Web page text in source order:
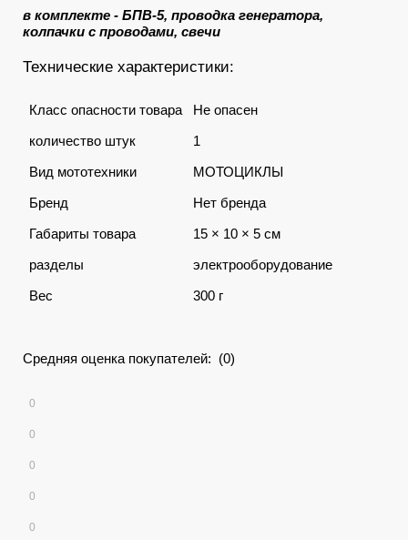
в комплекте - БПВ-5, проводка генератора,
колпачки с проводами, свечи
Технические характеристики:
Класс опасности товара
Не опасен
количество штук
1
Вид мототехники
МОТОЦИКЛЫ
Бренд
Нет бренда
Габариты товара
15 × 10 × 5 см
разделы
электрооборудование
Вес
300 г
Средняя оценка покупателей: (0)
0
0
0
0
0